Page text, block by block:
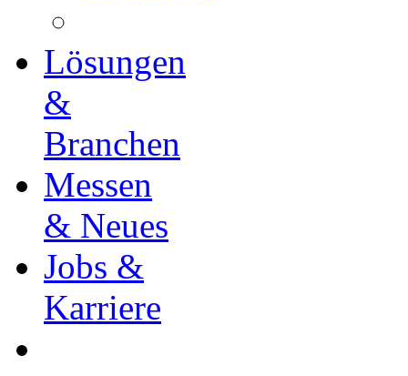
Lösungen
&
Branchen
Messen
& Neues
Jobs &
Karriere